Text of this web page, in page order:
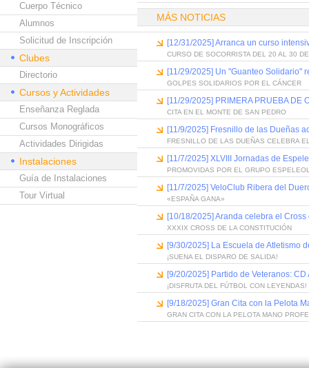
Cuerpo Técnico
Alumnos
Solicitud de Inscripción
Clubes
Directorio
Cursos y Actividades
Enseñanza Reglada
Cursos Monográficos
Actividades Dirigidas
Instalaciones
Guía de Instalaciones
Tour Virtual
MÁS NOTICIAS
[12/31/2025] Arranca un curso
CURSO DE SOCORRISTA DEL 20 AL 30
[11/29/2025] Un "Guanteo Solidario"
GOLPES SOLIDARIOS POR EL CÁNCER
[11/29/2025] PRIMERA PRUEBA DE
CITA EN EL MONTE DE SAN PEDRO
[11/9/2025] Fresnillo de las Dueñas
FRESNILLO DE LAS DUEÑAS CELEBRA
[11/7/2025] XLVIII Jornadas de
PROMOVIDAS POR EL GRUPO
[11/7/2025] VeloClub Ribera del
«ESPAÑA GANA»
[10/18/2025] Aranda celebra el
XXXIX CROSS DE LA CONSTITUCIÓN
[9/30/2025] La Escuela de Atletismo
¡SUENA EL DISPARO DE SALIDA!
[9/20/2025] Partido de Veteranos:
¡DISFRUTA DEL FÚTBOL CON LEYENDAS!
[9/18/2025] Gran Cita con la Pelota
GRAN CITA CON LA PELOTA MANO